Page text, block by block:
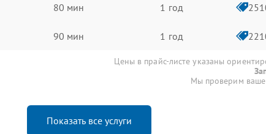
80 мин 1 год
90 мин 1 год
Цены в прайс-листе указаны
Мы проверим ваше
Показать все услуги